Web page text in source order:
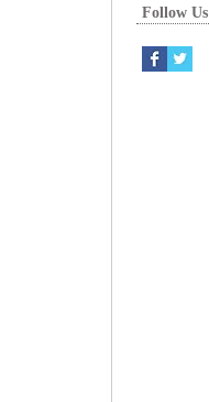
Follow Us